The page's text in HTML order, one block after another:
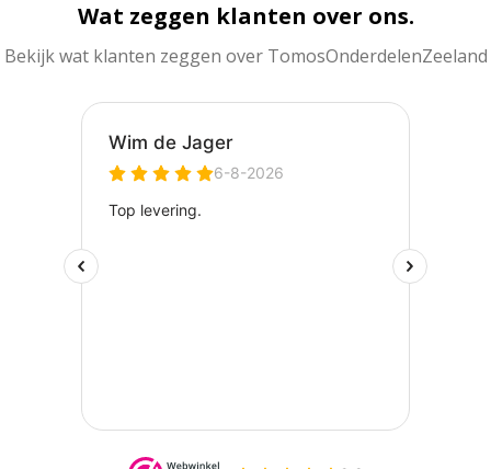
Wat zeggen klanten over ons.
Bekijk wat klanten zeggen over TomosOnderdelenZeeland